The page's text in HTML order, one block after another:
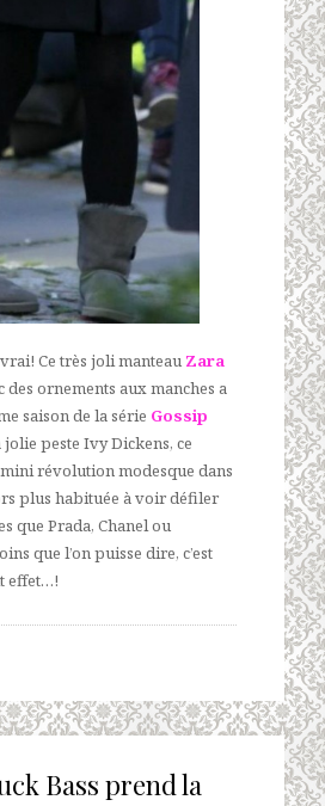
Ce très joli manteau Zara
ornements aux manches a
saison de la série Gossip
peste Ivy Dickens, ce
révolution modesque dans
plus habituée à voir défiler
que Prada, Chanel ou
que l’on puisse dire, c’est
effet…!
Bass prend la